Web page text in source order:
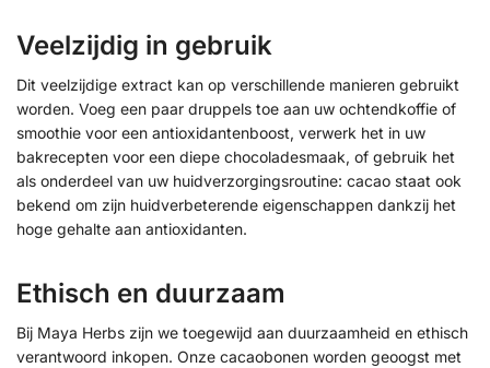
Veelzijdig in gebruik
Dit veelzijdige extract kan op verschillende manieren gebruikt
worden. Voeg een paar druppels toe aan uw ochtendkoffie of
smoothie voor een antioxidantenboost, verwerk het in uw
bakrecepten voor een diepe chocoladesmaak, of gebruik het
als onderdeel van uw huidverzorgingsroutine: cacao staat ook
bekend om zijn huidverbeterende eigenschappen dankzij het
hoge gehalte aan antioxidanten.
Ethisch en duurzaam
Bij Maya Herbs zijn we toegewijd aan duurzaamheid en ethisch
verantwoord inkopen. Onze cacaobonen worden geoogst met